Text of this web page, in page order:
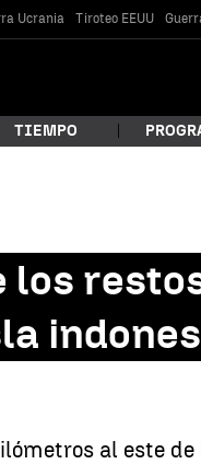
Ucrania Tiroteo EEUU
TIEMPO
al este